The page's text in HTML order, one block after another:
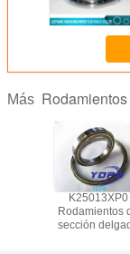
Más
K25013XP0
Rodamientos
sección